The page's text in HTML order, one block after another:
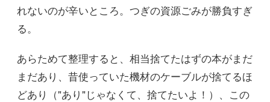
れないのが辛いところ。つぎの資源ごみが勝負すぎ
る。
あらためて整理すると、相当捨てたはずの本がまだ
まだあり、昔使っていた機材のケーブルが捨てるほ
どあり（"あり"じゃなくて、捨てたいよ！）、この